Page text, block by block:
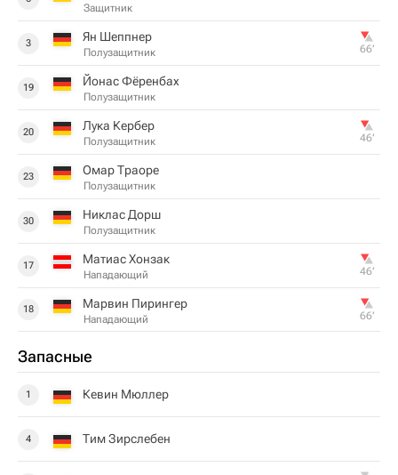
Защитник
3 Ян Шеппнер
Полузащитник 66‎’‎
19 Йонас Фёренбах
Полузащитник
20 Лука Кербер
Полузащитник 46‎’‎
23 Омар Траоре
Полузащитник
30 Никлас Дорш
Полузащитник
17 Матиас Хонзак
Нападающий 46‎’‎
18 Марвин Пирингер
Нападающий 66‎’‎
Запасные
1 Кевин Мюллер
4 Тим Зирслебен